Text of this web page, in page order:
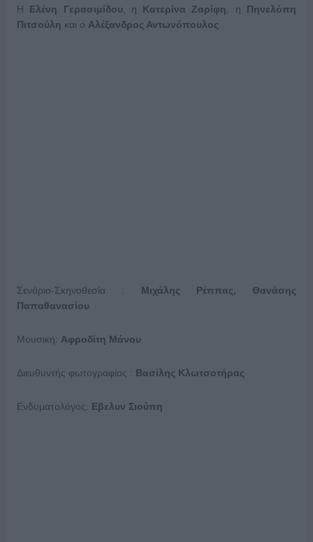
Η Ελένη Γερασιμίδου , η Κατερίνα Ζαρίφη , η Πηνελόπη
Πιτσούλη και ο Αλέξανδρος Αντωνόπουλος
Σενάριο-Σκηνοθεσία : Μιχάλης Ρέππας, Θανάσης
Παπαθανασίου
Μουσική: Αφροδίτη Μάνου
Διευθυντής φωτογραφίας : Βασίλης Κλωτσοτήρας
Ενδυματολόγος: Εβελυν Σιούπη